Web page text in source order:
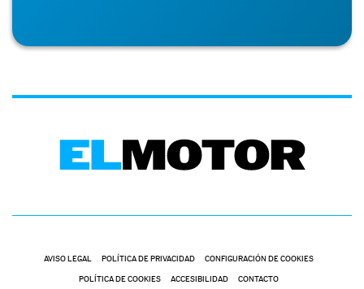
AVISO LEGAL POLÍTICA DE PRIVACIDAD CONFIGURACIÓN DE COOKIES
POLÍTICA DE COOKIES ACCESIBILIDAD CONTACTO